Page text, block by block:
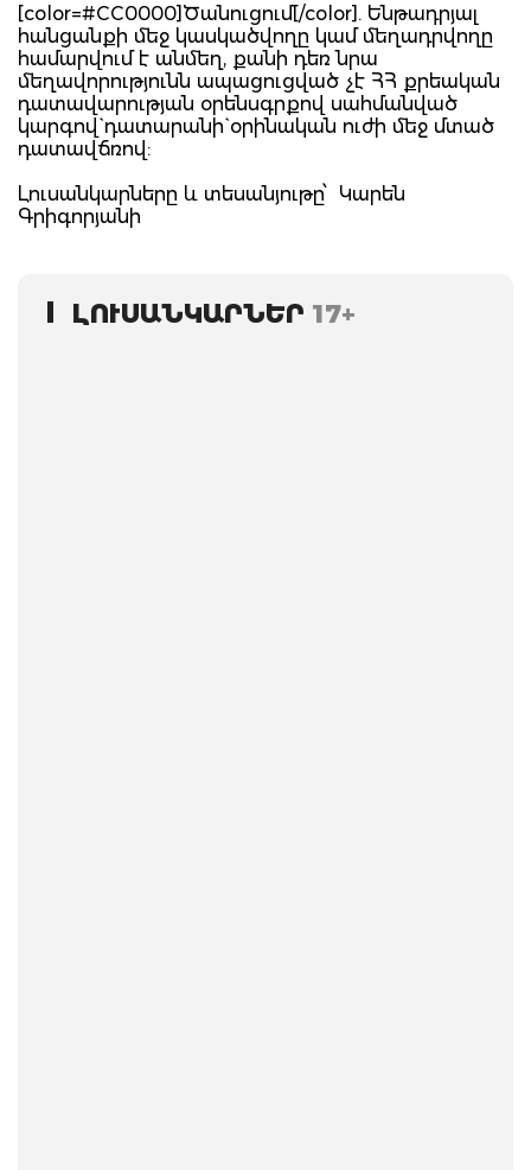
[color=#CC0000]Ծանուցում[/color]. Ենթադրյալ
հանցանքի մեջ կասկածվողը կամ մեղադրվողը
համարվում է անմեղ, քանի դեռ նրա
մեղավորությունն ապացուցված չէ ՀՀ քրեական
դատավարության օրենսգրքով սահմանված
կարգով` դատարանի` օրինական ուժի մեջ մտած
դատավճռով:
Լուսանկարները և տեսանյութը՝ Կարեն
Գրիգորյանի
ԼՈՒՍԱՆԿԱՐՆԵՐ 17+